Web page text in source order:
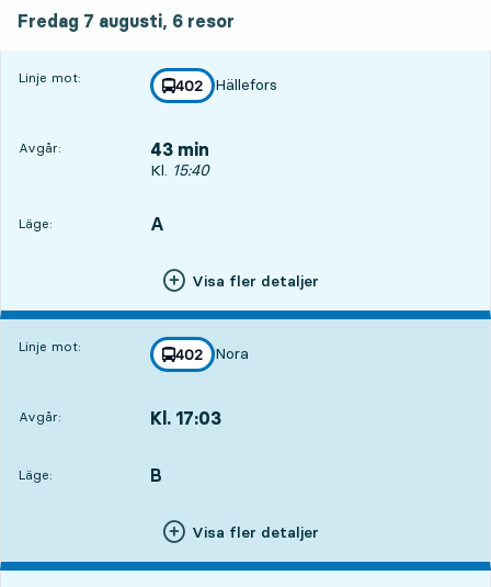
Fredag 7 augusti, 6 resor
Linje mot: linje
402
mot
Hällefors
,
Avgår: 43 min
Avgår, Kl. 15:40, om 43 min
Kl. 15:40
Läge:
LÄGE, A
,
Visa fler detaljer
Linje mot: linje
402
mot
Nora
,
Avgår: Kl. 17:03
Läge:
LÄGE, B
,
Visa fler detaljer